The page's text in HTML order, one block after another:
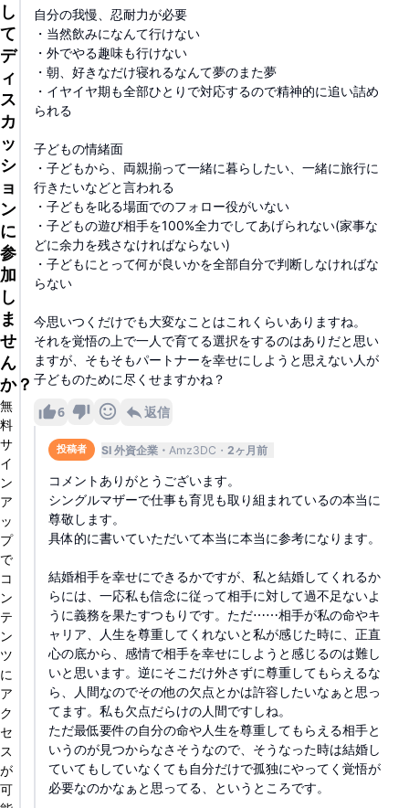
し
て
デ
ィ
ス
カ
ッ
シ
ョ
ン
に
参
加
し
ま
せ
ん
か？
無
料
サ
イ
ン
ア
ッ
プ
で
コ
ン
テ
ン
ツ
に
ア
ク
セ
ス
が
可
自分の我慢、忍耐力が必要
・当然飲みになんて行けない
・外でやる趣味も行けない
・朝、好きなだけ寝れるなんて夢のまた夢
・イヤイヤ期も全部ひとりで対応するので精神的に追い詰め
られる
子どもの情緒面
・子どもから、両親揃って一緒に暮らしたい、一緒に旅行に
行きたいなどと言われる
・子どもを叱る場面でのフォロー役がいない
・子どもの遊び相手を100%全力でしてあげられない(家事な
どに余力を残さなければならない)
・子どもにとって何が良いかを全部自分で判断しなければな
らない
今思いつくだけでも大変なことはこれくらいありますね。
それを覚悟の上で一人で育てる選択をするのはありだと思い
ますが、そもそもパートナーを幸せにしようと思えない人が
子どものために尽くせますかね？
6 返信
投稿者 SI 外資企業 Amz3DC 2ヶ月前
コメントありがとうございます。
シングルマザーで仕事も育児も取り組まれているの本当に
尊敬します。
具体的に書いていただいて本当に本当に参考になります。
結婚相手を幸せにできるかですが、私と結婚してくれるか
らには、一応私も信念に従って相手に対して過不足ないよ
うに義務を果たすつもりです。ただ⋯⋯相手が私の命やキ
ャリア、人生を尊重してくれないと私が感じた時に、正直
心の底から、感情で相手を幸せにしようと感じるのは難し
いと思います。逆にそこだけ外さずに尊重してもらえるな
ら、人間なのでその他の欠点とかは許容したいなぁと思っ
てます。私も欠点だらけの人間ですしね。
ただ最低要件の自分の命や人生を尊重してもらえる相手と
いうのが見つからなさそうなので、そうなった時は結婚し
ていてもしていなくても自分だけで孤独にやってく覚悟が
必要なのかなぁと思ってる、というところです。